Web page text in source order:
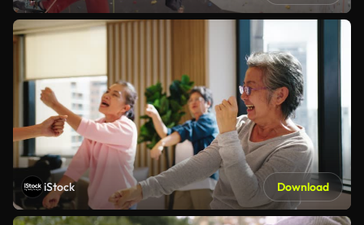
iStock Download